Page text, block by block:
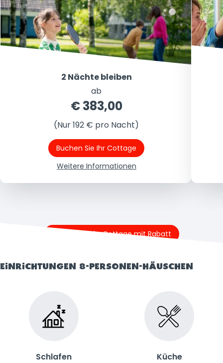
2 Nächte bleiben
ab
€ 383,00
(Nur 192 € pro Nacht)
Buchen Sie Ihr Cottage
Weitere Informationen
Buchen Sie Ihr Cottage mit Rabatt
EINRICHTUNGEN 8-PERSONEN-HÄUSCHEN
Schlafen Küche